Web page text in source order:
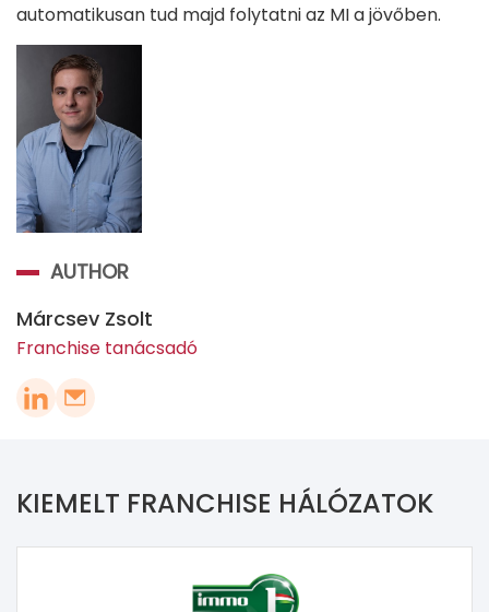
automatikusan tud majd folytatni az MI a jövőben.
AUTHOR
Márcsev Zsolt
Franchise tanácsadó
KIEMELT FRANCHISE HÁLÓZATOK